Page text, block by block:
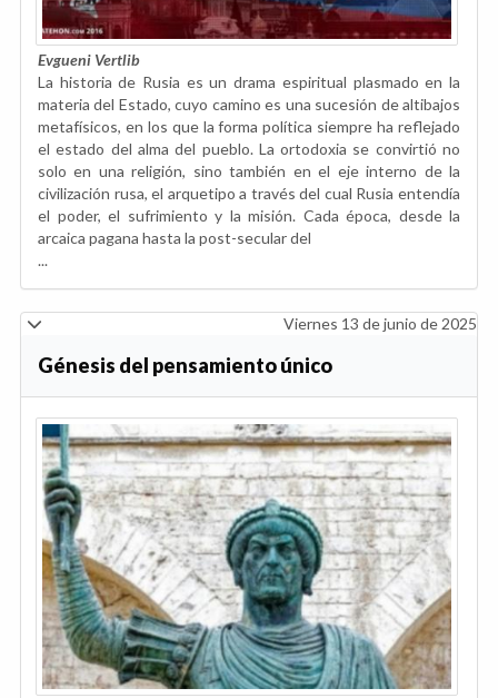
Evgueni Vertlib
La historia de Rusia es un drama espiritual plasmado en la
materia del Estado, cuyo camino es una sucesión de altibajos
metafísicos, en los que la forma política siempre ha reflejado
el estado del alma del pueblo. La ortodoxia se convirtió no
solo en una religión, sino también en el eje interno de la
civilización rusa, el arquetipo a través del cual Rusia entendía
el poder, el sufrimiento y la misión. Cada época, desde la
arcaica pagana hasta la post-secular del
...
Viernes 13 de junio de 2025
Génesis del pensamiento único